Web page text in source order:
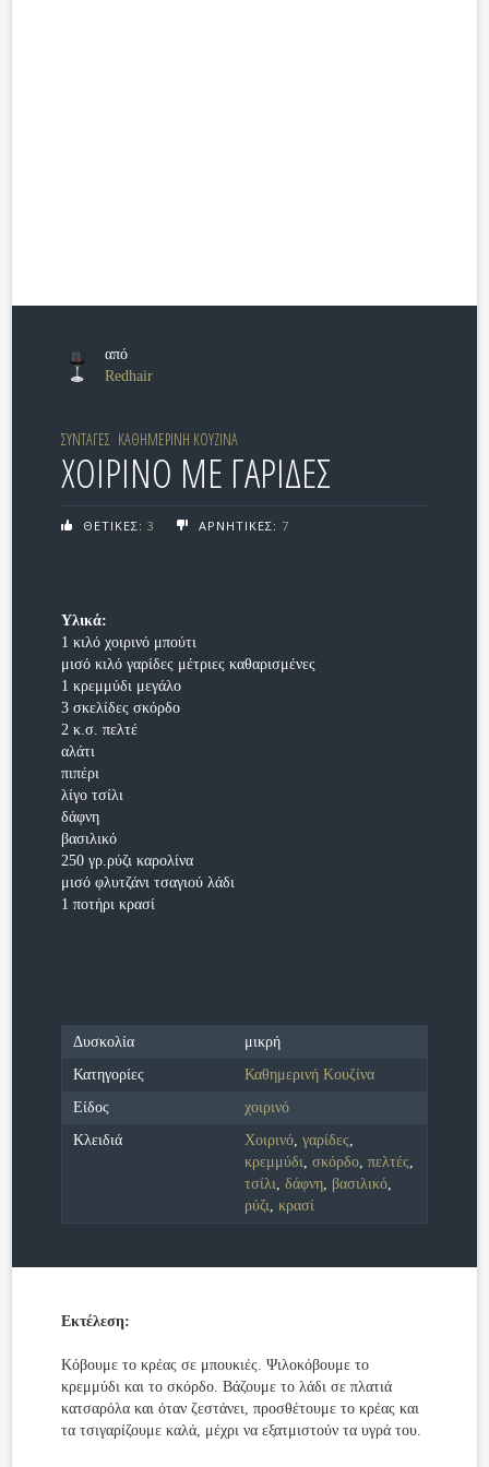
από
Redhair
ΣΥΝΤΑΓΕΣ ΚΑΘΗΜΕΡΙΝΗ ΚΟΥΖΙΝΑ
ΧΟΙΡΙΝΟ ΜΕ ΓΑΡΙΔΕΣ
ΘΕΤΙΚΕΣ: 3 ΑΡΝΗΤΙΚΕΣ: 7
Υλικά:
1 κιλό χοιρινό μπούτι
μισό κιλό γαρίδες μέτριες καθαρισμένες
1 κρεμμύδι μεγάλο
3 σκελίδες σκόρδο
2 κ.σ. πελτέ
αλάτι
πιπέρι
λίγο τσίλι
δάφνη
βασιλικό
250 γρ.ρύζι καρολίνα
μισό φλυτζάνι τσαγιού λάδι
1 ποτήρι κρασί
Δυσκολία
μικρή
Κατηγορίες
Καθημερινή Κουζίνα
Είδος
χοιρινό
Κλειδιά
Χοιρινό, γαρίδες,
κρεμμύδι, σκόρδο, πελτές,
τσίλι, δάφνη, βασιλικό,
ρύζι, κρασί
Εκτέλεση:
Κόβουμε το κρέας σε μπουκιές. Ψιλοκόβουμε το
κρεμμύδι και το σκόρδο. Βάζουμε το λάδι σε πλατιά
κατσαρόλα και όταν ζεστάνει, προσθέτουμε το κρέας και
τα τσιγαρίζουμε καλά, μέχρι να εξατμιστούν τα υγρά του.